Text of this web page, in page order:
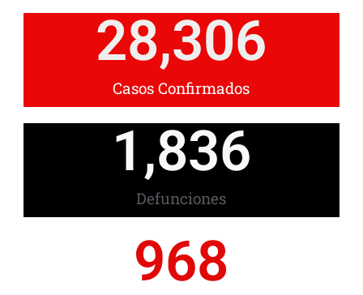
Casos Confirmados
28,306
Defunciones
1,836
968